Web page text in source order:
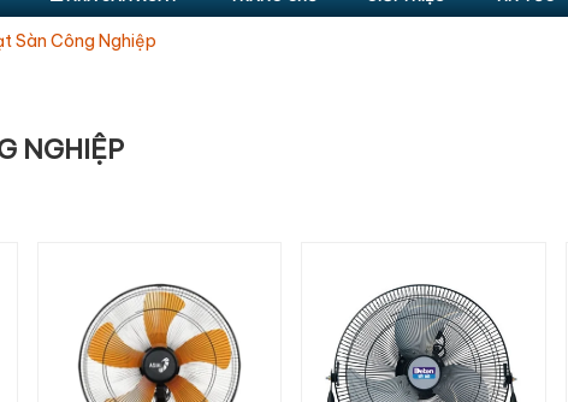
Sàn Công Nghiệp
NGHIỆP